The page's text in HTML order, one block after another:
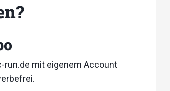
run.de mit eigenem Account